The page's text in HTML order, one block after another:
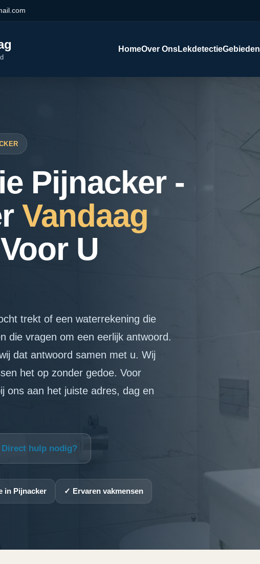
HomeOver OnsLekdetectieGebieden
Pijnacker -
Vandaag
U
trekt of een waterrekening die
die vragen om een eerlijk antwoord.
dat antwoord samen met u. Wij
het op zonder gedoe. Voor
ons aan het juiste adres, dag en
Direct hulp nodig?
in Pijnacker ✓ Ervaren vakmensen